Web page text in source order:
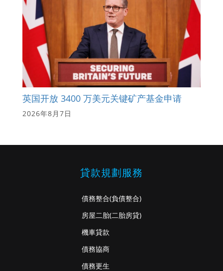
英国开放 3400 万美元关键矿产基金申请
2026年8月7日
貸款規劃服務
債務整合(負債整合)
房屋二胎(二胎房貸)
機車貸款
債務協商
債務更生